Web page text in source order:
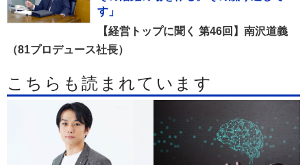
す」
【経営トップに聞く 第46回】南沢道義
（81プロデュース社長）
こちらも読まれています